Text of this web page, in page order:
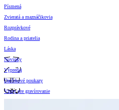
Písmená
Zvieratá a maznáčikovia
Rozprávkové
Rodina a priatelia
Láska
Novinky
Výpredaj
Darčekové poukazy
Vzory pre gravírovanie